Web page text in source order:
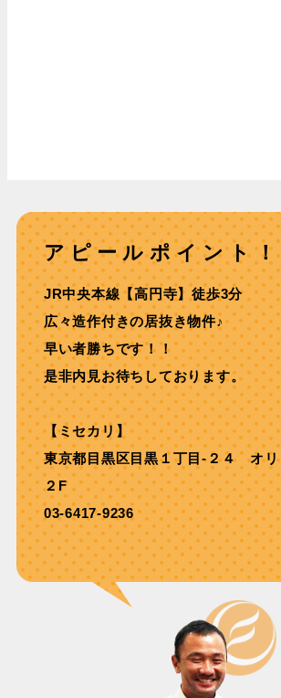
アピールポイント！
JR中央本線【⾼円寺】徒歩3分
広々造作付きの居抜き物件♪
早い者勝ちです！！
是非内見お待ちしております。
【ミセカリ】
東京都目黒区目黒１丁目-２４ オリ
２F
03-6417-9236